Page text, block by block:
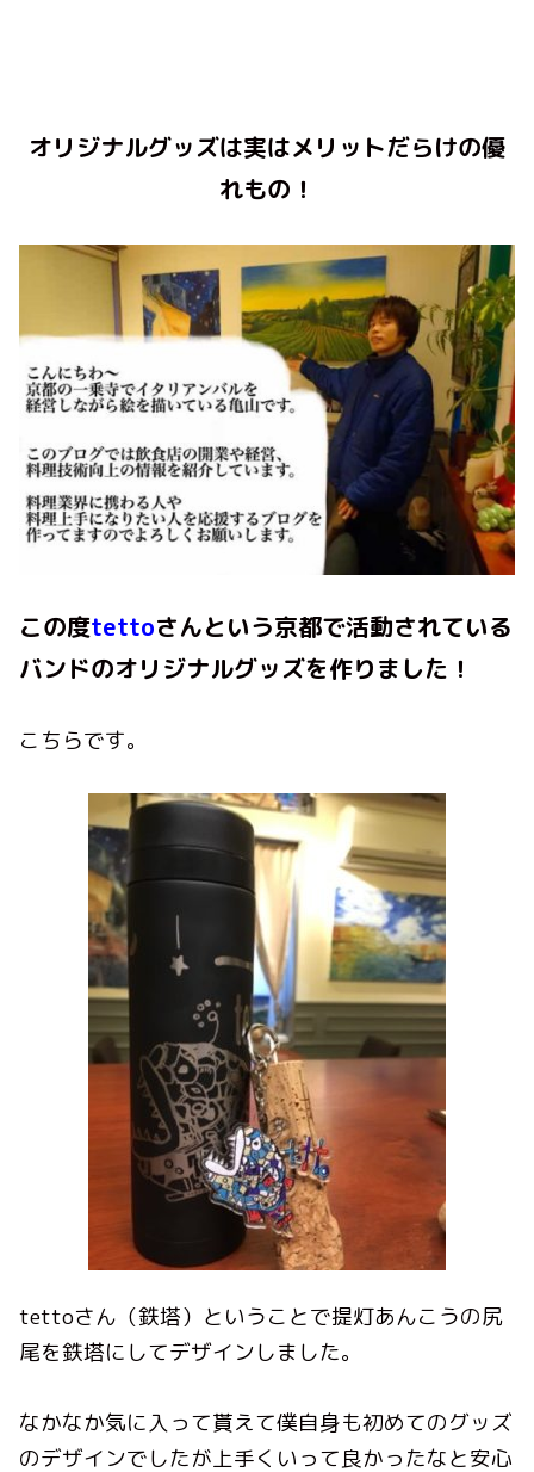
オリジナルグッズは実はメリットだらけの優
れもの！
この度tettoさんという京都で活動されている
バンドのオリジナルグッズを作りました！
こちらです。
tettoさん（鉄塔）ということで提灯あんこうの尻
尾を鉄塔にしてデザインしました。
なかなか気に入って貰えて僕自身も初めてのグッズ
のデザインでしたが上手くいって良かったなと安心